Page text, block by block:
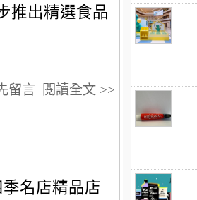
推出精選食品
閱讀全文 >>
留言
名店精品店